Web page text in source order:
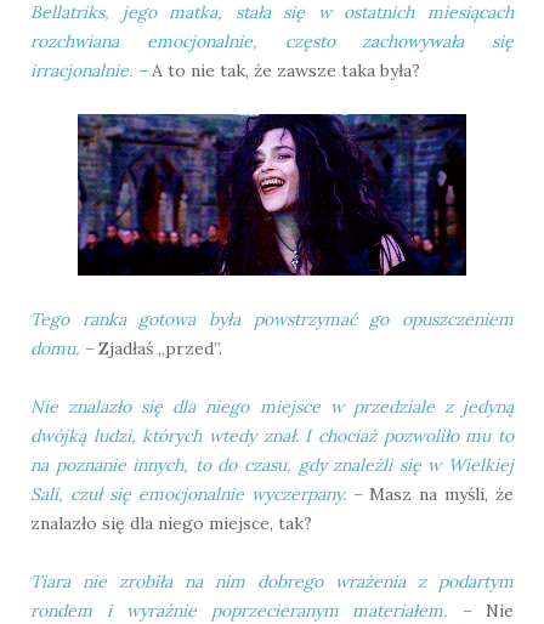
Bellatriks, jego matka, stała się w ostatnich miesiącach
rozchwiana emocjonalnie, często zachowywała się
irracjonalnie. –A to nie tak, że zawsze taka była?
Tego ranka gotowa była powstrzymać go opuszczeniem
domu. –Zjadłaś „przed”.
Nie znalazło się dla niego miejsce w przedziale z jedyną
dwójką ludzi, których wtedy znał. I chociaż pozwoliło mu to
na poznanie innych, to do czasu, gdy znaleźli się w Wielkiej
Sali, czuł się emocjonalnie wyczerpany. –Masz na myśli, że
znalazło się dla niego miejsce, tak?
Tiara nie zrobiła na nim dobrego wrażenia z podartym
rondem i wyraźnie poprzecieranym materiałem.
–Nie